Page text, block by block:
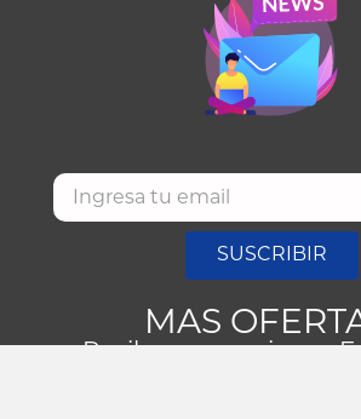
SUSCRIBIR
MAS
Recibe promociones